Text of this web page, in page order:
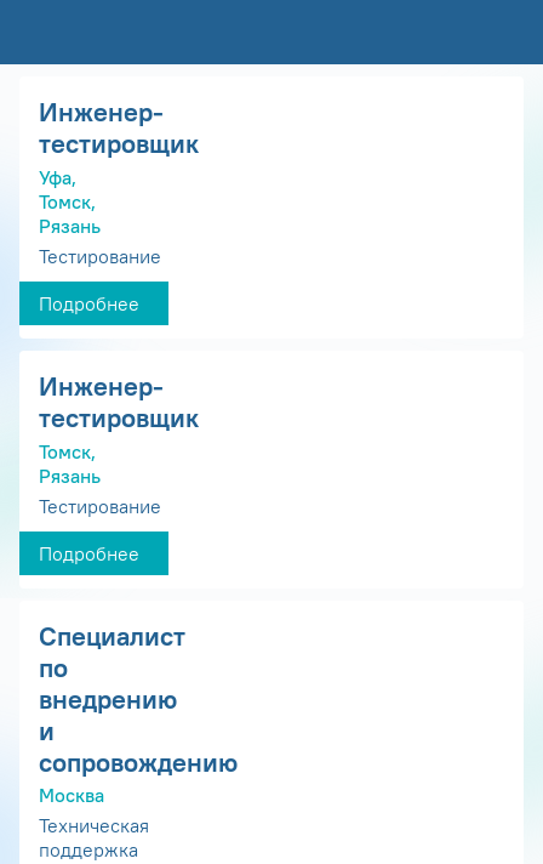
Инженер-
тестировщик
Уфа,
Томск,
Рязань
Тестирование
Подробнее
Инженер-
тестировщик
Томск,
Рязань
Тестирование
Подробнее
Специалист
по
внедрению
и
сопровождению
Москва
Техническая
поддержка